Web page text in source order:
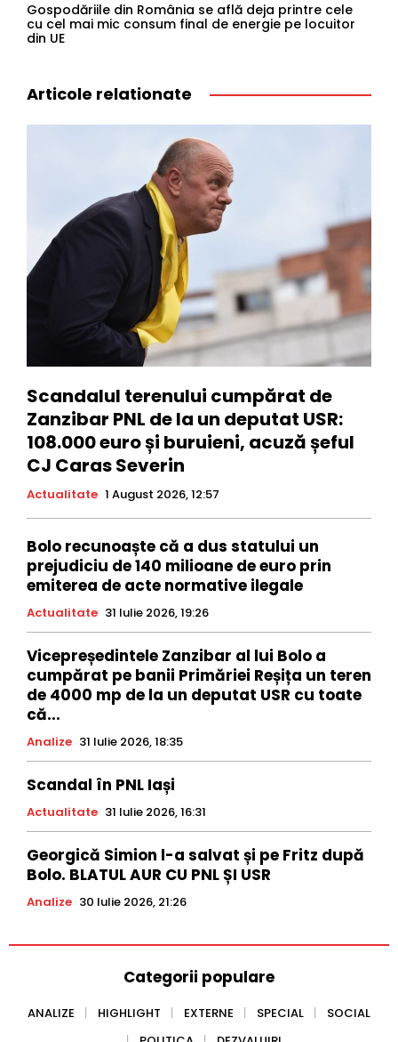
Gospodăriile din România se află deja printre cele
cu cel mai mic consum final de energie pe locuitor
din UE
Articole relationate
Scandalul terenului cumpărat de
Zanzibar PNL de la un deputat USR:
108.000 euro și buruieni, acuză șeful
CJ Caras Severin
Actualitate 1 August 2026, 12:57
Bolo recunoaște că a dus statului un
prejudiciu de 140 milioane de euro prin
emiterea de acte normative ilegale
Actualitate 31 Iulie 2026, 19:26
Vicepreședintele Zanzibar al lui Bolo a
cumpărat pe banii Primăriei Reșița un teren
de 4000 mp de la un deputat USR cu toate
că...
Analize 31 Iulie 2026, 18:35
Scandal în PNL Iași
Actualitate 31 Iulie 2026, 16:31
Georgică Simion l-a salvat și pe Fritz după
Bolo. BLATUL AUR CU PNL ȘI USR
Analize 30 Iulie 2026, 21:26
Categorii populare
ANALIZE HIGHLIGHT EXTERNE SPECIAL
SOCIAL